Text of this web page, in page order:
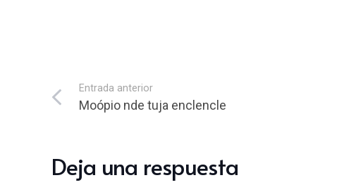
Entrada anterior
Moópio nde tuja enclencle
Deja una respuesta